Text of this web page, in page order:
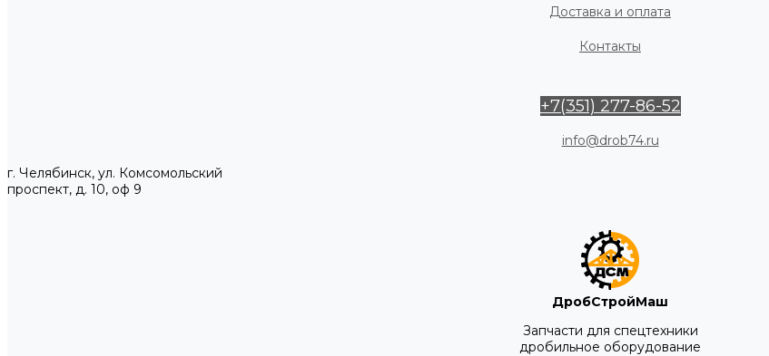
Доставка и оплата
Контакты
+7(351) 277-86-52
info@drob74.ru
г. Челябинск, ул. Комсомольский
проспект, д. 10, оф 9
ДробСтройМаш
Запчасти для спецтехники
дробильное оборудование